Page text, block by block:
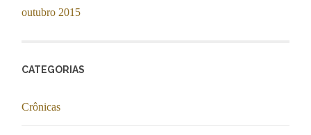
outubro 2015
CATEGORIAS
Crônicas